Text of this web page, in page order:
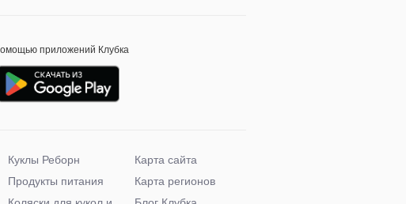
приложений Клубка
Куклы Реборн
Продукты питания
Карта сайта
Карта регионов